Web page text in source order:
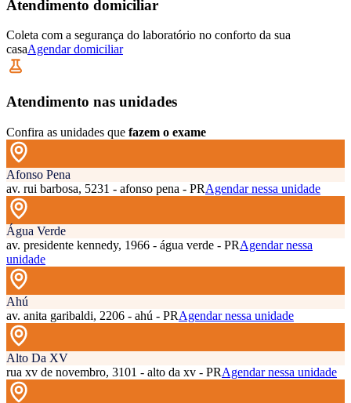
Atendimento domiciliar
Coleta com a segurança do laboratório no conforto da sua
casaAgendar domiciliar
Atendimento nas unidades
Confira as unidades que fazem o exame
Afonso Pena
av. rui barbosa, 5231 - afonso pena - PRAgendar nessa unidade
Água Verde
av. presidente kennedy, 1966 - água verde - PRAgendar nessa
unidade
Ahú
av. anita garibaldi, 2206 - ahú - PRAgendar nessa unidade
Alto Da XV
rua xv de novembro, 3101 - alto da xv - PRAgendar nessa unidade